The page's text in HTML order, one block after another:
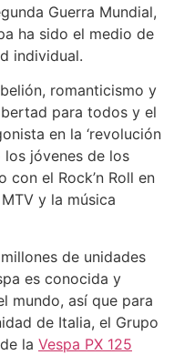
Guerra Mundial,
ha sido el medio de
individual.
romanticismo y
para todos y el
en la ‘revolución
los jóvenes de los
con el Rock’n Roll en
y la música
de unidades
es conocida y
mundo, así que para
de Italia, el Grupo
la Vespa PX 125